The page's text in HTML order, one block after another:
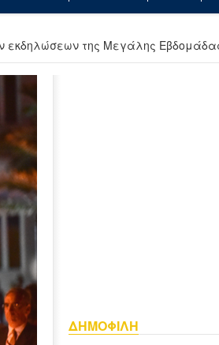
εκδηλώσεων της Μεγάλης
ΔΗΜΟΦΙΛΗ